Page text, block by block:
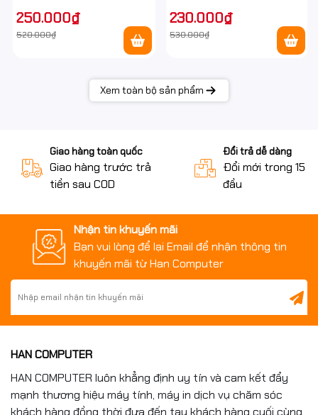
250.000₫
520.000₫
230.000₫
530.000₫
Xem toàn bộ sản phẩm
Giao hàng toàn quốc
Giao hàng trước trả
tiền sau COD
Đổi trả dễ dàng
Đổi mới trong 15
đầu
Nhận tin khuyến mãi
Bạn vui lòng để lại Email để nhận thông tin
khuyến mãi từ Han Computer
HAN COMPUTER
HAN COMPUTER luôn khẳng định uy tín và cam kết đẩy
mạnh thương hiệu máy tính, máy in dịch vụ chăm sóc
khách hàng đồng thời đưa đến tay khách hàng cuối cùng